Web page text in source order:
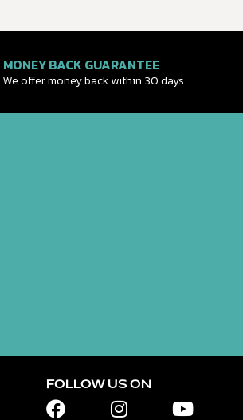
MONEY BACK GUARANTEE
We offer money back within 30 days.
FOLLOW US ON